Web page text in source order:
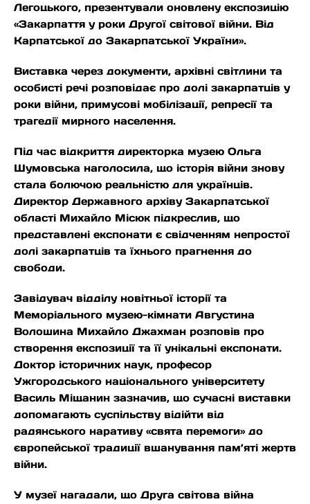
Легоцького, презентували оновлену експозицію
«Закарпаття у роки Другої світової війни. Від
Карпатської до Закарпатської України».
Виставка через документи, архівні світлини та
особисті речі розповідає про долі закарпатців у
роки війни, примусові мобілізації, репресії та
трагедії мирного населення.
Під час відкриття директорка музею Ольга
Шумовська наголосила, що історія війни знову
стала болючою реальністю для українців.
Директор Державного архіву Закарпатської
області Михайло Місюк підкреслив, що
представлені експонати є свідченням непростої
долі закарпатців та їхнього прагнення до
свободи.
Завідувач відділу новітньої історії та
Меморіального музею-кімнати Августина
Волошина Михайло Джахман розповів про
створення експозиції та її унікальні експонати.
Доктор історичних наук, професор
Ужгородського національного університету
Василь Міщанин зазначив, що сучасні виставки
допомагають суспільству відійти від
радянського наративу «свята перемоги» до
європейської традиції вшанування пам’яті жертв
війни.
У музеї нагадали, що Друга світова війна